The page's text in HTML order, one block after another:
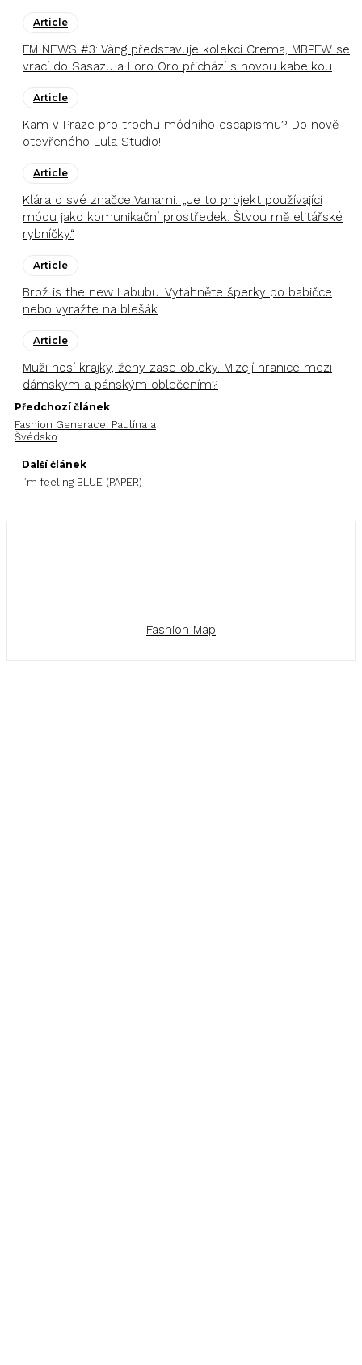
Article
FM NEWS #3: Vàng představuje kolekci Crema, MBPFW se
vrací do Sasazu a Loro Oro přichází s novou kabelkou
Article
Kam v Praze pro trochu módního escapismu? Do nově
otevřeného Lula Studio!
Article
Klára o své značce Vanami: „Je to projekt používající
módu jako komunikační prostředek. Štvou mě elitářské
rybníčky.“
Article
Brož is the new Labubu. Vytáhněte šperky po babičce
nebo vyražte na blešák
Article
Muži nosí krajky, ženy zase obleky. Mizejí hranice mezi
dámským a pánským oblečením?
Předchozí článek
Fashion Generace: Paulína a
Švédsko
Další článek
I’m feeling BLUE (PAPER)
Fashion Map